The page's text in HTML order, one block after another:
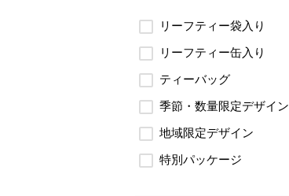
リーフティー袋入り
リーフティー缶入り
ティーバッグ
季節・数量限定デザイン
地域限定デザイン
特別パッケージ